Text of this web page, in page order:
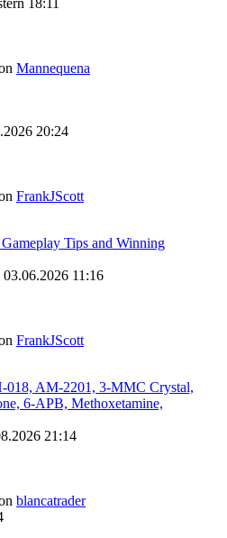
Mannequena
20:24
FrankJScott
Tips and Winning
03.06.2026 11:16
FrankJScott
018, AM-2201, 3-MMC Crystal,
6-APB, Methoxetamine,
21:14
blancatrader